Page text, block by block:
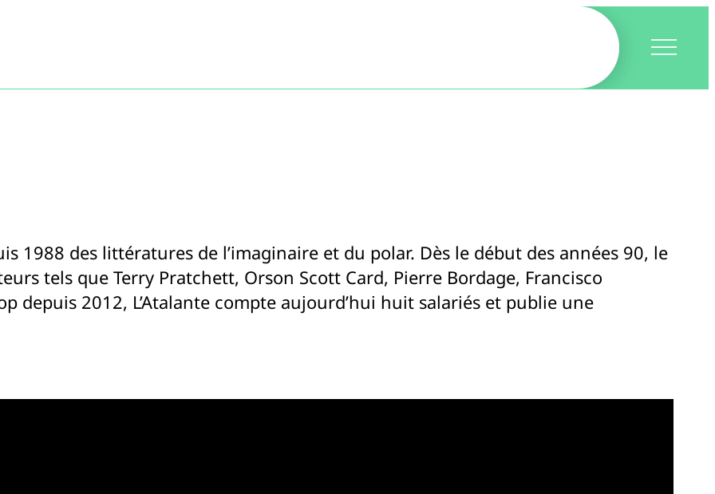
1988 des littératures de l’imaginaire et du polar. Dès le début des années 90, le
tels que Terry Pratchett, Orson Scott Card, Pierre Bordage, Francisco
depuis 2012, L’Atalante compte aujourd’hui huit salariés et publie une